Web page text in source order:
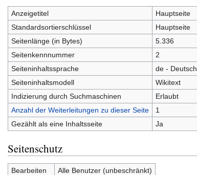
Anzeigetitel
Hauptseite
Standardsortierschlüssel
Hauptseite
Seitenlänge (in Bytes)
5.336
Seitenkennnummer
2
Seiteninhaltssprache
de - Deutsch
Seiteninhaltsmodell
Wikitext
Indizierung durch Suchmaschinen
Erlaubt
Anzahl der Weiterleitungen zu dieser Seite
1
Gezählt als eine Inhaltsseite
Ja
Seitenschutz
Bearbeiten
Alle Benutzer (unbeschränkt)